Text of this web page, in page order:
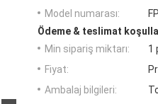
Model numarası:
Ödeme & teslimat
Min sipariş miktarı:
1
Fiyat:
Ambalaj bilgileri: